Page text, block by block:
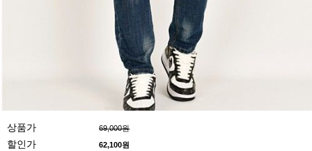
상품가 69,000원
할인가 62,100원